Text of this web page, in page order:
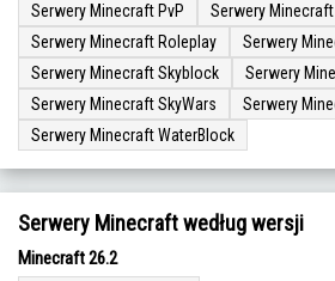
Serwery Minecraft PvP
Serwery
Serwery Minecraft Roleplay
Serwery
Serwery Minecraft Skyblock
Serwery
Serwery Minecraft SkyWars
Serwery
Serwery Minecraft WaterBlock
Serwery Minecraft według wersji
Minecraft 26.2